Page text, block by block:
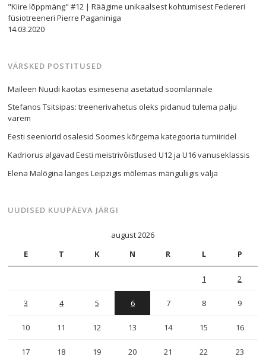
"Kiire lõppmäng" #12 | Räägime unikaalsest kohtumisest Federeri
füsiotreeneri Pierre Paganiniga
14.03.2020
VÄRSKED POSTITUSED
Maileen Nuudi kaotas esimesena asetatud soomlannale
Stefanos Tsitsipas: treenerivahetus oleks pidanud tulema palju
varem
Eesti seeniorid osalesid Soomes kõrgema kategooria turniiridel
Kadriorus algavad Eesti meistrivõistlused U12 ja U16 vanuseklassis
Elena Malõgina langes Leipzigis mõlemas mänguliigis välja
UUDISED KUUPÄEVA JÄRGI
august 2026
E
T K N R L P
1 2
3 4 5 6 7 8 9
10 11 12 13 14 15 16
17 18 19 20 21 22 23